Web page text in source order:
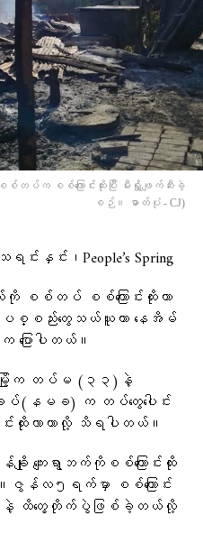
စစ်တပ်က စစ်ကြောင်းထိုးပြီး မီးရှို့ဖျက်ဆီးခဲ့
စဉ်။ ဓာတ်ပုံ - CJ)
း၊People’s Spring
ကို စစ်တပ် စစ်ကြောင်းထိုးကာ
က ပစ္စည်းတွေသယ်ယူကာ နေအိမ်
ြောပါတယ်။
မြို့က တပ်မ (၃၃)နဲ့
ျုပ်(နမခ) က တပ်တွေပေါင်း
းထိုးလာတာလို့ သိရပါတယ်။
ေးရွာဘက်ကိုစစ်ကြောင်းထိုး
န်လ၅ရက်မှာ စစ်ကြောင်း
တွေနဲ့ ထိတွေ့တိုက်ပွဲဖြစ်ခဲ့တယ်လို့